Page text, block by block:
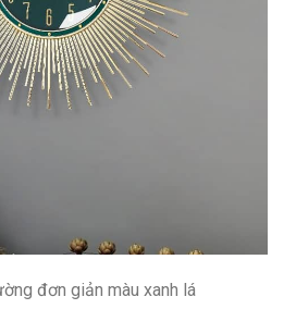
đơn giản màu xanh lá